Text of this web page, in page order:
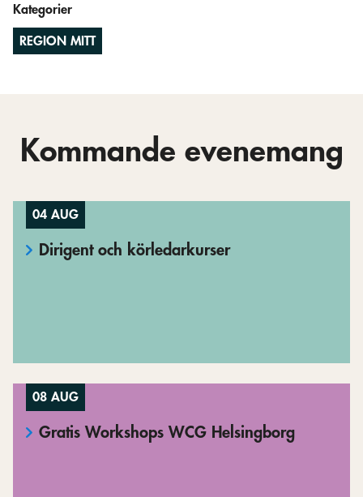
Kategorier
REGION MITT
Kommande evenemang
04 AUG
Dirigent och körledarkurser
08 AUG
Gratis Workshops WCG Helsingborg